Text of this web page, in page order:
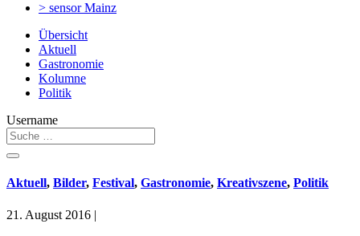
> sensorMainz
Übersicht
Aktuell
Gastronomie
Kolumne
Politik
Username
Aktuell, Bilder, Festival, Gastronomie, Kreativszene, Politik
21. August 2016 |